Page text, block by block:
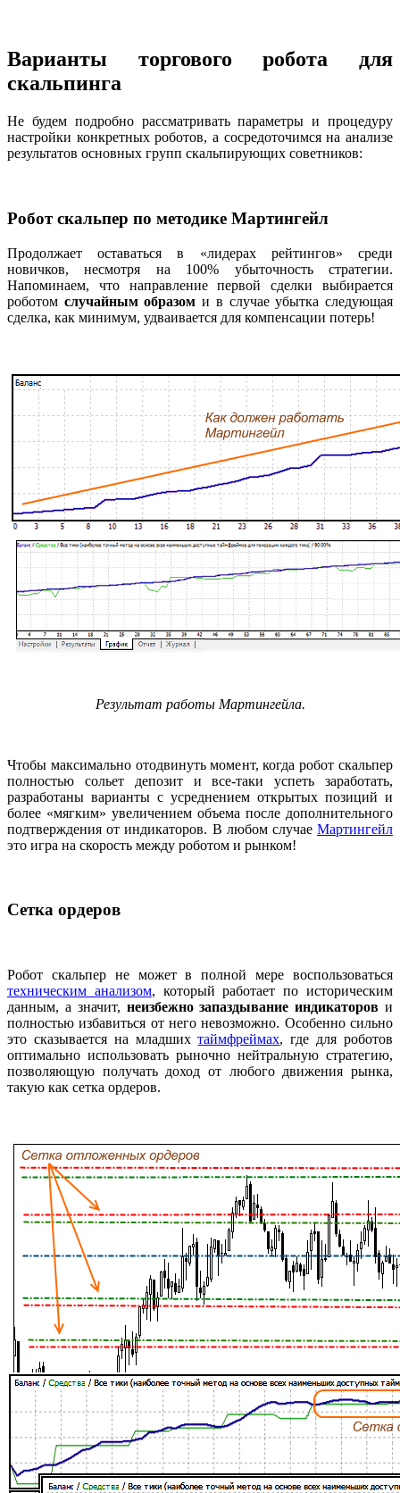
Варианты торгового робота для
скальпинга
Не будем подробно рассматривать параметры и процедуру
настройки конкретных роботов, а сосредоточимся на анализе
результатов основных групп скальпирующих советников:
Робот скальпер по методике Мартингейл
Продолжает оставаться в «лидерах рейтингов» среди
новичков, несмотря на 100% убыточность стратегии.
Напоминаем, что направление первой сделки выбирается
роботом случайным образом и в случае убытка следующая
сделка, как минимум, удваивается для компенсации потерь!
Результат работы Мартингейла.
Чтобы максимально отодвинуть момент, когда робот скальпер
полностью сольет депозит и все-таки успеть заработать,
разработаны варианты с усреднением открытых позиций и
более «мягким» увеличением объема после дополнительного
подтверждения от индикаторов. В любом случае Мартингейл
это игра на скорость между роботом и рынком!
Сетка ордеров
Робот скальпер не может в полной мере воспользоваться
техническим анализом, который работает по историческим
данным, а значит, неизбежно запаздывание индикаторов и
полностью избавиться от него невозможно. Особенно сильно
это сказывается на младшихтаймфреймах, где для роботов
оптимально использовать рыночно нейтральную стратегию,
позволяющую получать доход от любого движения рынка,
такую как сетка ордеров.